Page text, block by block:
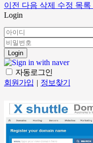
이전 다음 삭제 수정 목록
Login
Login
자동로그인
회원가입 | 정보찾기